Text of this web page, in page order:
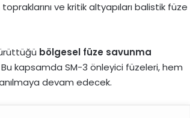
ve kritik altyapıları balistik füze
bölgesel füze savunma
kapsamda SM-3 önleyici füzeleri, hem
devam edecek.